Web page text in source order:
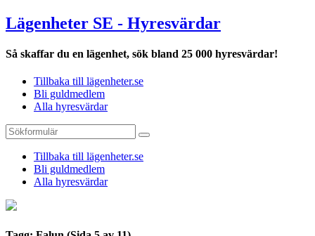
Lägenheter SE - Hyresvärdar
Så skaffar du en lägenhet, sök bland 25 000 hyresvärdar!
Tillbaka till lägenheter.se
Bli guldmedlem
Alla hyresvärdar
Tillbaka till lägenheter.se
Bli guldmedlem
Alla hyresvärdar